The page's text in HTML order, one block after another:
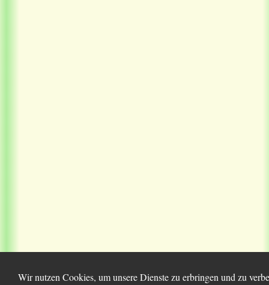
Wir nutzen Cookies, um unsere Dienste zu erbringen und zu